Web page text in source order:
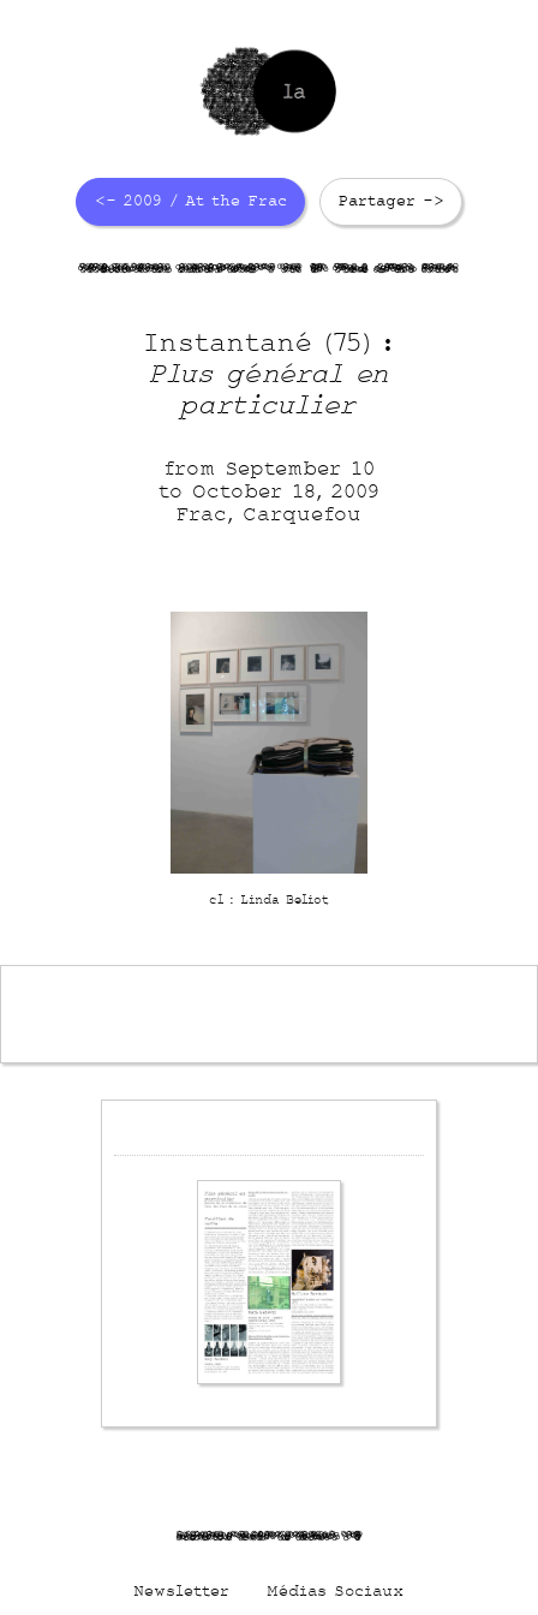
<- 2009 / At the Frac Partager ->
IcIcoTXEztteVarWUi5SzE G6 I7sFi6j0 bzhH
Instantané (75) :
Plus général en
particulier
from September 10
to October 18, 2009
Frac, Carquefou
cl : Linda Beliot
ZAnzApSsbc61AWvu2 OC
Newsletter Médias Sociaux